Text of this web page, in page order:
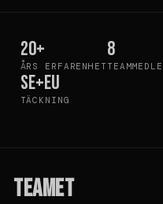
20+
ÅRS ERFARENHET
8
SE+EU
TÄCKNING
TEAMET